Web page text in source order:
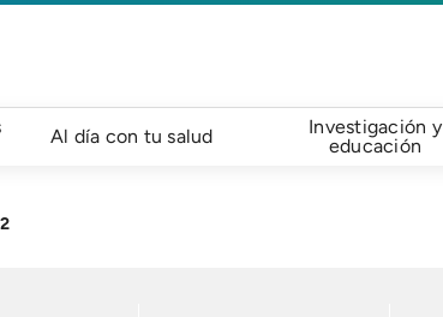
Al día con tu salud
Investigación y
educación
2